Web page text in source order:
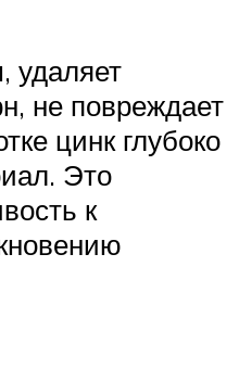
удаляет
не повреждает
цинк глубоко
Это
к